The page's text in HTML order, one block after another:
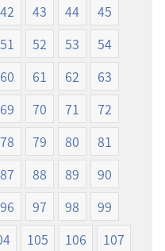
書
（2019
年
改
版）
書
（2019
年
改
版）
42 43 44
45
51 52 53
54
60 61 62
63
69 70 71
72
78 79 80
81
87 88 89
90
96 97 98
99
105 106
107